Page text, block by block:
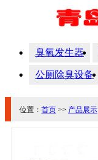
臭氧发生器
公厕除臭设备
位置： 首页 >> 产品展示